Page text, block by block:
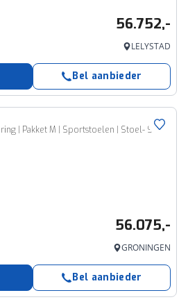
56.752,-
LELYSTAD
Bel aanbieder
MINI Cooper S | JCW uitvoering | Pakket M | Sportstoelen | Stoel- Stuurverwarming
56.075,-
GRONINGEN
Bel aanbieder